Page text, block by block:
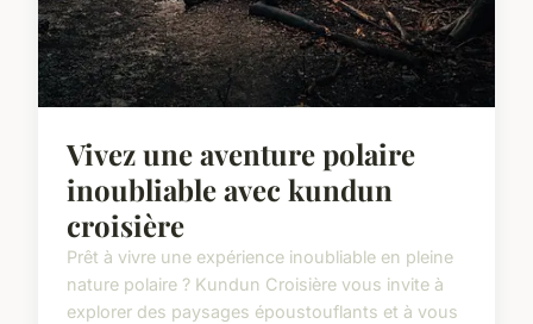
Vivez une aventure polaire
inoubliable avec kundun
croisière
Prêt à vivre une expérience inoubliable en pleine
nature polaire ? Kundun Croisière vous invite à
explorer des paysages époustouflants et à vous